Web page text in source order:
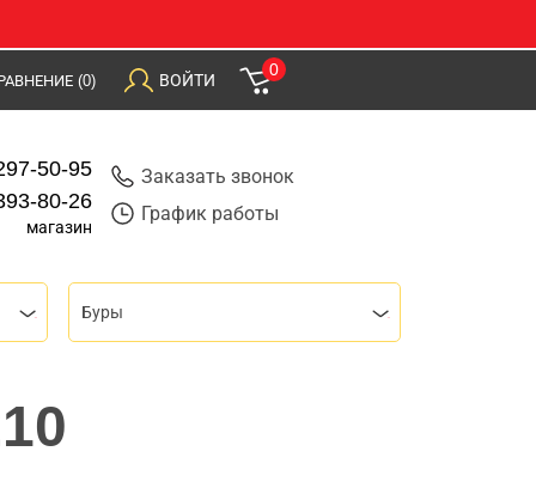
(0) ВОЙТИ
0
50-95
80-26
магазин
Заказать звонок
График работы
Буры